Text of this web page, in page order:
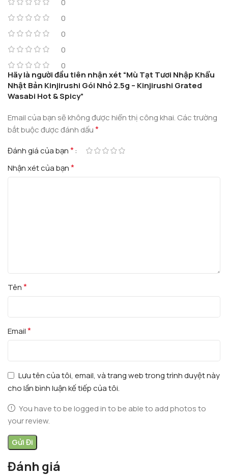
0
0
0
0
0
Đánh giá
Hãy là người đầu tiên nhận xét “Mù Tạt Tươi Nhập Khẩu
Nhật Bản Kinjirushi Gói Nhỏ 2.5g – Kinjirushi Grated
Wasabi Hot & Spicy”
Email của bạn sẽ không được hiển thị công khai. Các trường
bắt buộc được đánh dấu*
Đánh giá của bạn*
Nhận xét của bạn*
Tên*
Email*
Lưu tên của tôi, email, và trang web trong trình duyệt này
cho lần bình luận kế tiếp của tôi.
You have to be logged in to be able to add photos to
your review.